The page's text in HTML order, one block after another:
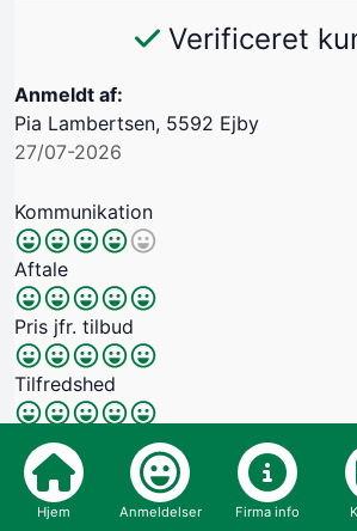
Verificeret
Anmeldt af:
Pia Lambertsen, 5592 Ejby
27/07-2026
Kommunikation
Aftale
Pris jfr. tilbud
Tilfredshed
Oprydning
Hjem Anmeldelser Firma info